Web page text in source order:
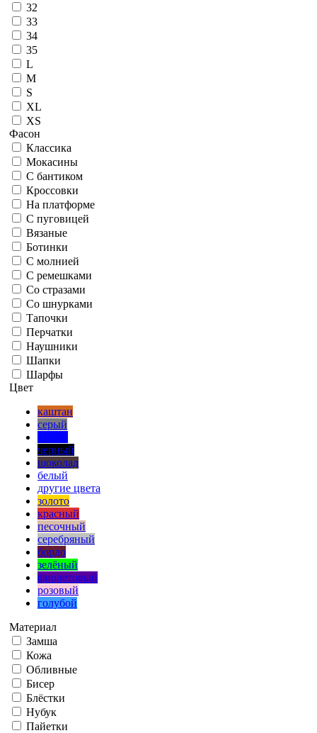
32
33
34
35
L
M
S
XL
XS
Фасон
Классика
Мокасины
С бантиком
Кроссовки
На платформе
С пуговицей
Вязаные
Ботинки
С молнией
С ремешками
Со стразами
Со шнурками
Тапочки
Перчатки
Наушники
Шапки
Шарфы
Цвет
каштан
серый
черный
шоколад
белый
другие цвета
золото
красный
песочный
серебряный
бордо
зелёный
фиолетовый
розовый
голубой
Материал
Замша
Кожа
Обливные
Бисер
Блёстки
Нубук
Пайетки